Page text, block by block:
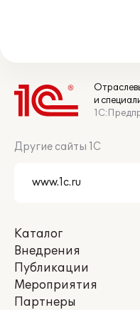
и
Другие сайты 1С
Каталог
Внедрения
Публикации
Мероприятия
Партнеры